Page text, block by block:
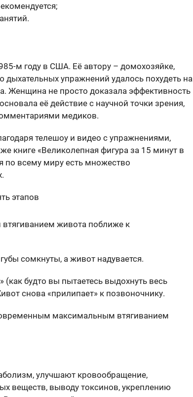
м году в США. Её автору – домохозяйке,
упражнений удалось похудеть на
Женщина не просто доказала эффективность
её действие с научной точки зрения,
медиков.
телешоу и видео с упражнениями,
книге «Великолепная фигура за 15 минут в
по всему миру есть множество
этапов
живота поближе к
сомкнуты, а живот надувается.
будто вы пытаетесь выдохнуть весь
снова «прилипает» к позвоночнику.
максимальным втягиванием
улучшают кровообращение,
веществ, выводу токсинов, укреплению